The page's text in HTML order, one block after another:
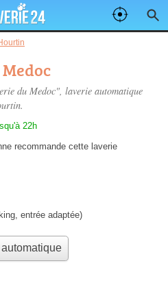
du Medoc", laverie automatique
22h
recommande cette laverie
entrée adaptée)